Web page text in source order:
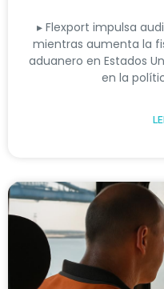
▸ Flexport impulsa
mientras aumenta la
aduanero en Estados
en la